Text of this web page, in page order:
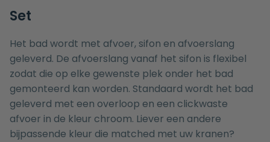
Set
Het bad wordt met afvoer, sifon en afvoerslang
geleverd. De afvoerslang vanaf het sifon is flexibel
zodat die op elke gewenste plek onder het bad
gemonteerd kan worden. Standaard wordt het bad
geleverd met een overloop en een clickwaste
afvoer in de kleur chroom. Liever een andere
bijpassende kleur die matched met uw kranen?